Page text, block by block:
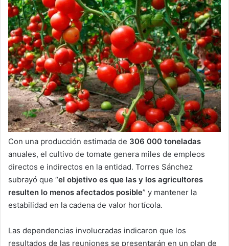
Con una producción estimada de 306 000 toneladas
anuales, el cultivo de tomate genera miles de empleos
directos e indirectos en la entidad. Torres Sánchez
subrayó que “el objetivo es que las y los agricultores
resulten lo menos afectados posible” y mantener la
estabilidad en la cadena de valor hortícola.
Las dependencias involucradas indicaron que los
resultados de las reuniones se presentarán en un plan de